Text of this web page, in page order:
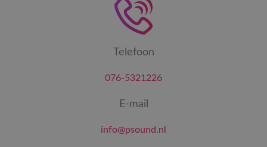
Telefoon
076-5321226
E-mail
info@psound.nl